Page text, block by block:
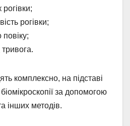
рогівки;
комплексно, на підставі
за допомогою
інших методів.